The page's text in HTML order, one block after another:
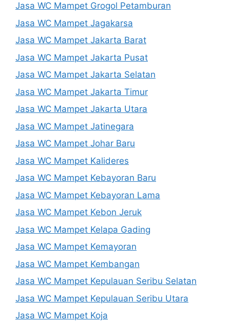
Jasa WC Mampet Grogol Petamburan
Jasa WC Mampet Jagakarsa
Jasa WC Mampet Jakarta Barat
Jasa WC Mampet Jakarta Pusat
Jasa WC Mampet Jakarta Selatan
Jasa WC Mampet Jakarta Timur
Jasa WC Mampet Jakarta Utara
Jasa WC Mampet Jatinegara
Jasa WC Mampet Johar Baru
Jasa WC Mampet Kalideres
Jasa WC Mampet Kebayoran Baru
Jasa WC Mampet Kebayoran Lama
Jasa WC Mampet Kebon Jeruk
Jasa WC Mampet Kelapa Gading
Jasa WC Mampet Kemayoran
Jasa WC Mampet Kembangan
Jasa WC Mampet Kepulauan Seribu Selatan
Jasa WC Mampet Kepulauan Seribu Utara
Jasa WC Mampet Koja